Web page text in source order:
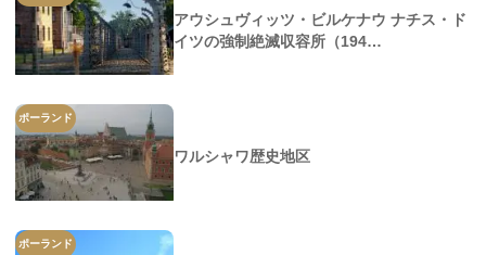
アウシュヴィッツ・ビルケナウ ナチス・ド
イツの強制絶滅収容所（194…
ポーランド
ワルシャワ歴史地区
ポーランド